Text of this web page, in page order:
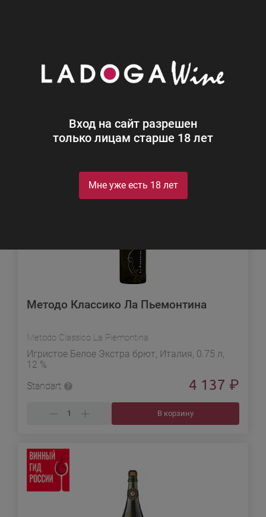
Вход на сайт разрешен
только лицам старше 18 лет
Мне уже есть 18 лет
Игристое
Сортировка
Методо Классико Ла Пьемонтина
Metodo Classico La Piemontina
Игристое Белое Экстра брют, Италия, 0.75 л,
12 %
Standart
4 137 ₽
В корзину